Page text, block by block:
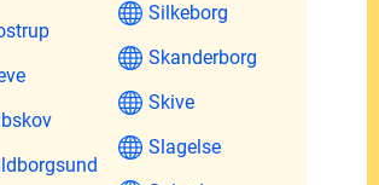
Silkeborg
Skanderborg
Skive
Slagelse